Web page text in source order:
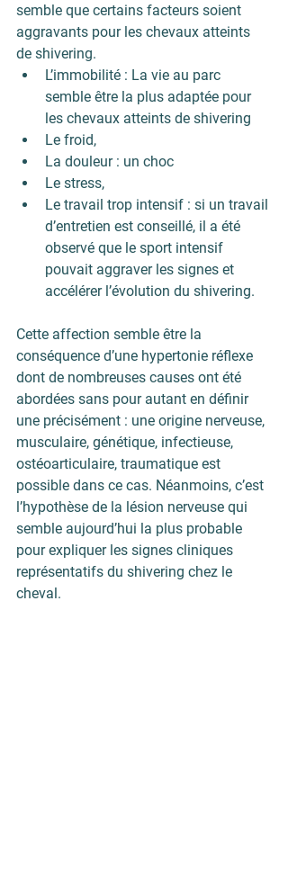
semble que certains facteurs soient
aggravants pour les chevaux atteints
de shivering.
L’immobilité : La vie au parc
semble être la plus adaptée pour
les chevaux atteints de shivering
Le froid,
La douleur : un choc
Le stress,
Le travail trop intensif : si un travail
d’entretien est conseillé, il a été
observé que le sport intensif
pouvait aggraver les signes et
accélérer l’évolution du shivering.
Cette affection semble être la
conséquence d’une hypertonie réflexe
dont de nombreuses causes ont été
abordées sans pour autant en définir
une précisément : une origine nerveuse,
musculaire, génétique, infectieuse,
ostéoarticulaire, traumatique est
possible dans ce cas. Néanmoins, c’est
l’hypothèse de la lésion nerveuse qui
semble aujourd’hui la plus probable
pour expliquer les signes cliniques
représentatifs du shivering chez le
cheval.